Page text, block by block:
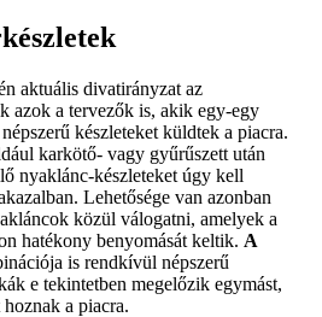
aktuális divatirányzat az
azok a tervezők is, akik egy-egy
készleteket küldtek a piacra.
karkötő- vagy gyűrűszett után
nyaklánc-készleteket úgy kell
Lehetősége van azonban
közül válogatni, amelyek a
hatékony benyomását keltik. A
is rendkívül népszerű
e tekintetben megelőzik egymást,
hoznak a piacra.